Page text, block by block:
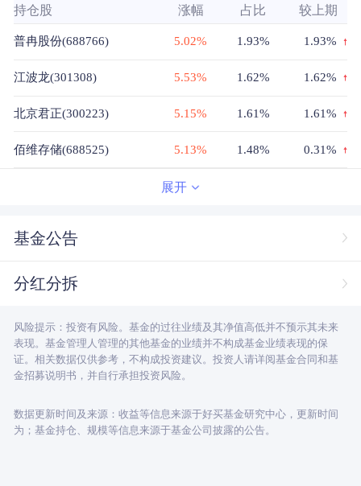
持仓股 涨幅 占比 较上期
普冉股份(688766) 5.02% 1.93% 1.93%
江波龙(301308) 5.53% 1.62% 1.62%
北京君正(300223) 5.15% 1.61% 1.61%
佰维存储(688525) 5.13% 1.48% 0.31%
4.10%
兆易创新(603986)
源杰科技(688498) 1.69% 1.32% 1.32%
星宸科技(301536) 3.11% 1.31% 1.31%
展开
基金公告
分红分拆
风险提示：投资有风险。基金的过往业绩及其净值高低并不预示其未来
表现。基金管理人管理的其他基金的业绩并不构成基金业绩表现的保
证。相关数据仅供参考，不构成投资建议。投资人请详阅基金合同和基
金招募说明书，并自行承担投资风险。
数据更新时间及来源：收益等信息来源于好买基金研究中心，更新时间
为；基金持仓、规模等信息来源于基金公司披露的公告。